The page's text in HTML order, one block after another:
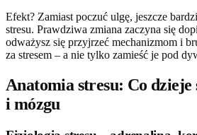
Efekt? Zamiast poczuć ulgę, jeszcze
stresu. Prawdziwa zmiana zaczyna się
odważysz się przyjrzeć mechanizmom i
za stresem – a nie tylko zamieść je pod
Anatomia stresu: Co dzieje
i mózgu